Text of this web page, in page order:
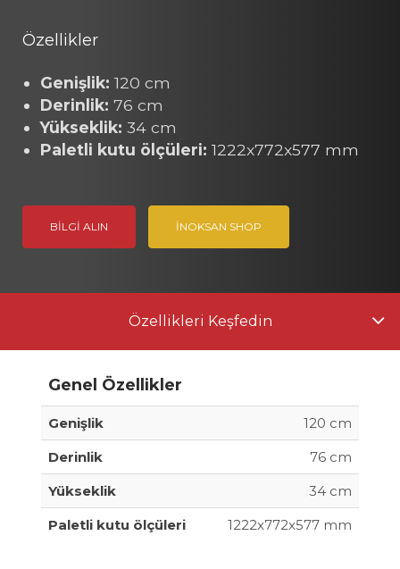
Özellikler
Genişlik: 120 cm
Derinlik: 76 cm
Yükseklik: 34 cm
Paletli kutu ölçüleri: 1222x772x577 mm
BILGI ALIN İNOKSAN SHOP
Özellikleri Keşfedin
Genel Özellikler
Genişlik
120 cm
Derinlik
76 cm
Yükseklik
34 cm
Paletli kutu ölçüleri
1222x772x577 mm